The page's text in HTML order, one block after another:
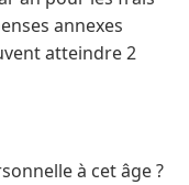
annexes
atteindre 2
à cet âge ?